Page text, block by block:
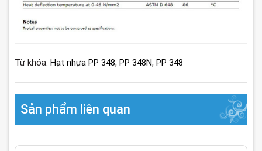
Từ khóa: Hạt nhựa PP 348, PP 348N, PP 348
Sản phẩm liên quan